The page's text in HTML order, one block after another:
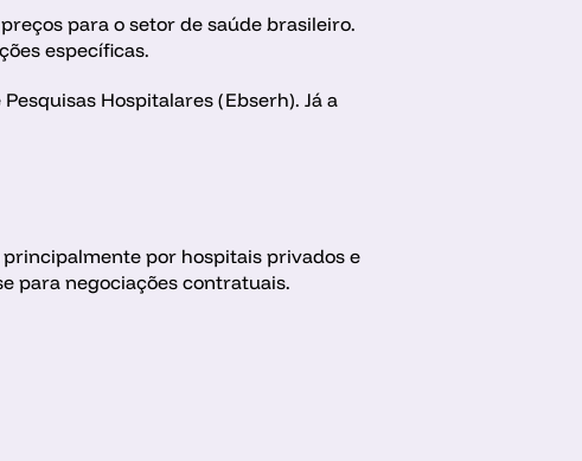
para o setor de saúde brasileiro.
específicas.
Hospitalares (Ebserh). Já a
por hospitais privados e
para negociações contratuais.